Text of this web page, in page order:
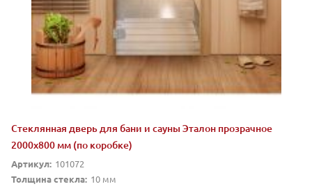
Стеклянная дверь для бани и сауны Эталон прозрачное
2000х800 мм (по коробке)
Артикул: 101072
Толщина стекла: 10 мм